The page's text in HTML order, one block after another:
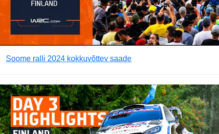
Soome ralli 2024 kokkuvõttev saade